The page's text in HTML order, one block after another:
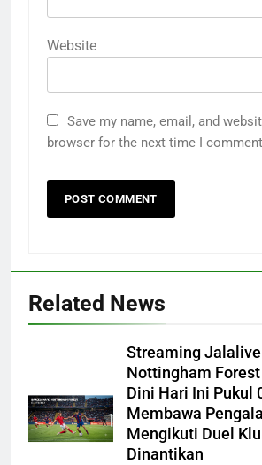
Website
Save my name, email, and
browser for the next time I
Related News
Streaming
Nottingham
Dini Hari Ini Pukul
Membawa
Mengikuti Duel
Dinantikan